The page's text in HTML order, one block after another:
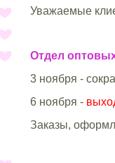
Уважаемые
Отдел
3 ноября -
6 ноября -
Заказы,